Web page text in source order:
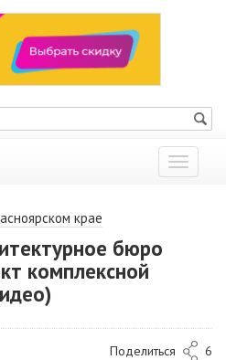
Показать
меню
крае
бюро
комплексной
Поделиться 6